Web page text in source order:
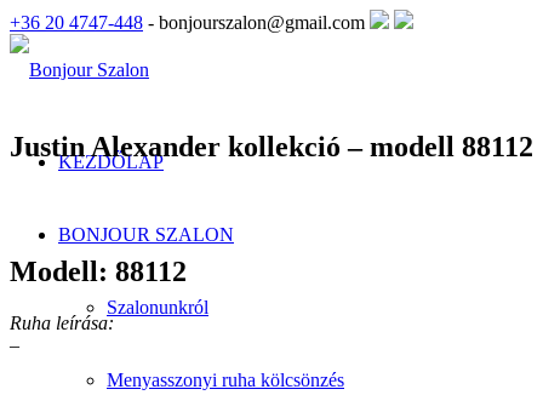
+36 20 4747-448 - bonjourszalon@gmail.com
KEZDŐLAP
BONJOUR SZALON
Szalonunkról
Menyasszonyi ruha kölcsönzés
Justin Alexander kollekció – modell 88112
Modell: 88112
Ruha leírása:
–